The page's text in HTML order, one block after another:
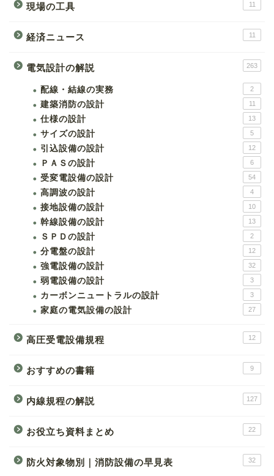
現場の工具 11
経済ニュース 11
電気設計の解説 263
配線・結線の実務 2
建築消防の設計 11
仕様の設計 13
サイズの設計 5
引込設備の設計 12
ＰＡＳの設計 6
受変電設備の設計 54
高調波の設計 4
接地設備の設計 10
幹線設備の設計 13
ＳＰＤの設計 2
分電盤の設計 12
強電設備の設計 32
弱電設備の設計 3
カーボンニュートラルの設計 3
家庭の電気設備の設計 27
高圧受電設備規程 12
おすすめの書籍 9
内線規程の解説 127
お役立ち資料まとめ 22
防火対象物別｜消防設備の早見表 32